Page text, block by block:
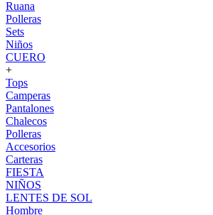
Ruana
Polleras
Sets
Niños
CUERO
+
Tops
Camperas
Pantalones
Chalecos
Polleras
Accesorios
Carteras
FIESTA
NIÑOS
LENTES DE SOL
Hombre